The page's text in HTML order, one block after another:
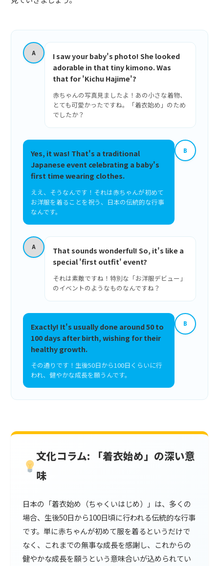
A
I saw your baby's photo! She looked
adorable in that tiny kimono. Was
that for 'Kichu Hajime'?
赤ちゃんの写真見ましたよ！あの小さな着物、
とても可愛かったですね。「着衣始め」のため
でしたか？
B
Yes, it was! That's a traditional
Japanese event celebrating a baby's
first time wearing clothes.
ええ、そうなんです！それは赤ちゃんが初めて
お洋服を着ることを祝う、日本の伝統的な行事
なんです。
A
That sounds wonderful! So, it's like a
special 'first outfit' event?
それは素敵ですね！特別な「お洋服デビュー」
のイベントのようなものなんですね？
B
Exactly! It's usually done around 50 to
100 days after birth, wishing for their
healthy growth.
その通りです！生後50日から100日くらいに行
われ、健やかな成長を願うんです。
文化コラム: 「着衣始め」の深い意
味
日本の「着衣始め（ちゃくいはじめ）」は、多くの
場合、生後50日から100日頃に行われる伝統的な行事
です。単に赤ちゃんが初めて服を着るというだけで
なく、これまでの無事な成長を感謝し、これからの
健やかな成長を願うという意味合いが込められてい